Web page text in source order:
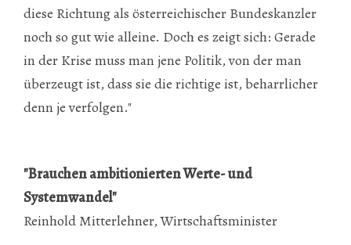
diese Richtung als österreichischer Bundeskanzler
noch so gut wie alleine. Doch es zeigt sich: Gerade
in der Krise muss man jene Politik, von der man
überzeugt ist, dass sie die richtige ist, beharrlicher
denn je verfolgen."
"Brauchen ambitionierten Werte- und
Systemwandel"
Reinhold Mitterlehner, Wirtschaftsminister